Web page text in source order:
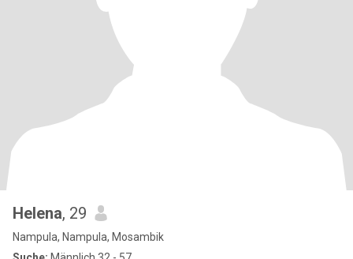
Helena, 29
Nampula, Nampula, Mosambik